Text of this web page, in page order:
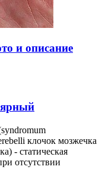
и описание
клочок мозжечка
- статическая
отсутствии